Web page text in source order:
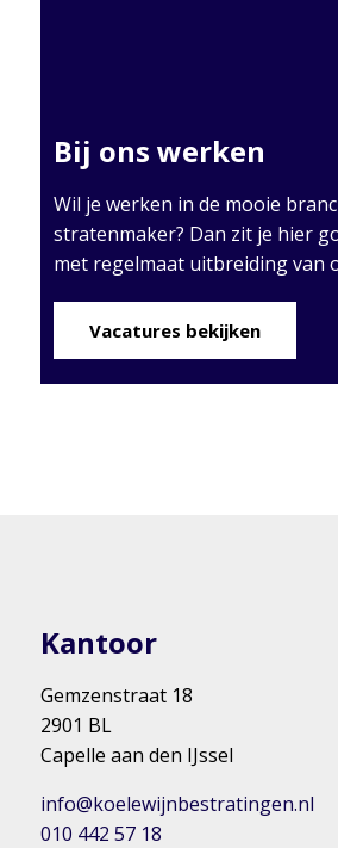
Bij ons werken
Wil je werken in de mooie
stratenmaker? Dan zit je hier
met regelmaat uitbreiding van
Vacatures bekijken
Kantoor
Gemzenstraat 18
2901 BL
Capelle aan den IJssel
info@koelewijnbestratingen.nl
010 442 57 18